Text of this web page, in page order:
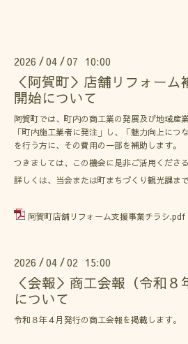
2026 /04 /07 10:00
＜阿賀町＞店舗リフォー
開始について
阿賀町では、町内の商工業の発展及び地域産
「町内施工業者に発注」し、「魅力向上につ
を行う方に、その費用の一部を補助します。
つきましては、この機会に是非ご活用くださ
詳しくは、当会または町まちづくり観光課ま
阿賀町店舗リフォーム支援事業チラシ.pdf
2026 /04 /02 15:00
＜会報＞商工会報（令和
について
令和８年４月発行の商工会報を掲載します。